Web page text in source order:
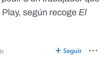
según recoge El